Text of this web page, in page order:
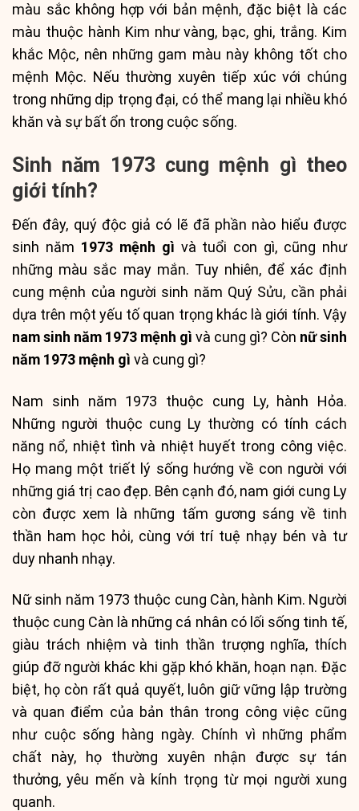
màu sắc không hợp với bản mệnh, đặc biệt là các
màu thuộc hành Kim như vàng, bạc, ghi, trắng. Kim
khắc Mộc, nên những gam màu này không tốt cho
mệnh Mộc. Nếu thường xuyên tiếp xúc với chúng
trong những dịp trọng đại, có thể mang lại nhiều khó
khăn và sự bất ổn trong cuộc sống.
Sinh năm 1973 cung mệnh gì theo
giới tính?
Đến đây, quý độc giả có lẽ đã phần nào hiểu được
sinh năm 1973 mệnh gì và tuổi con gì, cũng như
những màu sắc may mắn. Tuy nhiên, để xác định
cung mệnh của người sinh năm Quý Sửu, cần phải
dựa trên một yếu tố quan trọng khác là giới tính. Vậy
nam sinh năm 1973 mệnh gì và cung gì? Còn nữ sinh
năm 1973 mệnh gì và cung gì?
Nam sinh năm 1973 thuộc cung Ly, hành Hỏa.
Những người thuộc cung Ly thường có tính cách
năng nổ, nhiệt tình và nhiệt huyết trong công việc.
Họ mang một triết lý sống hướng về con người với
những giá trị cao đẹp. Bên cạnh đó, nam giới cung Ly
còn được xem là những tấm gương sáng về tinh
thần ham học hỏi, cùng với trí tuệ nhạy bén và tư
duy nhanh nhạy.
Nữ sinh năm 1973 thuộc cung Càn, hành Kim. Người
thuộc cung Càn là những cá nhân có lối sống tinh tế,
giàu trách nhiệm và tinh thần trượng nghĩa, thích
giúp đỡ người khác khi gặp khó khăn, hoạn nạn. Đặc
biệt, họ còn rất quả quyết, luôn giữ vững lập trường
và quan điểm của bản thân trong công việc cũng
như cuộc sống hàng ngày. Chính vì những phẩm
chất này, họ thường xuyên nhận được sự tán
thưởng, yêu mến và kính trọng từ mọi người xung
quanh.